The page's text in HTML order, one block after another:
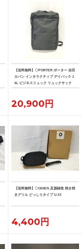
【送料無料】◇PORTER ポーター 吉田
カバン インタラクティブ デイパック 1
4L ビジネスリュック リュックサック
20,900円
【送料無料】◇OIGEN 及源鋳造 焼き焼
きグリル どっしりタイプ U-33
4,400円